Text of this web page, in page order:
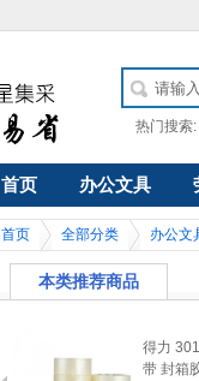
热门搜索:
首页 办公文具
首页 全部分类 办公文
本类推荐商品
得力
带 封箱